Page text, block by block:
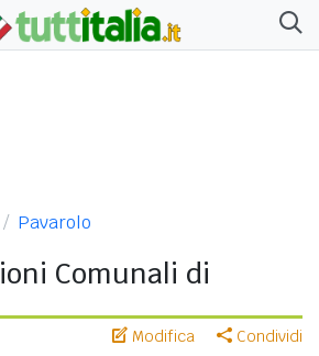
Pavarolo
Comunali di
Modifica Condividi